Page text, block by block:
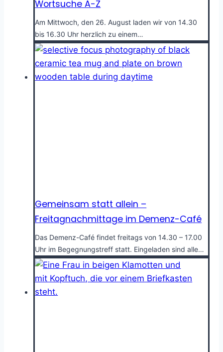
Wortsuche A-Z
Am Mittwoch, den 26. August laden wir von 14.30
bis 16.30 Uhr herzlich zu einem…
Gemeinsam statt allein –
Freitagnachmittage im Demenz-Café
Das Demenz-Café findet freitags von 14.30 – 17.00
Uhr im Begegnungstreff statt. Eingeladen sind alle…